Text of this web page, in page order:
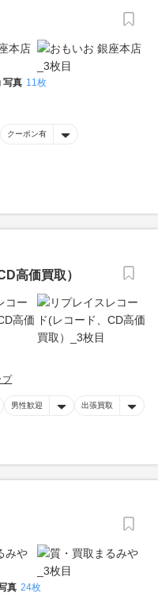
写真 11枚
クーポン有
高価買取）
プ
男性歓迎 出張買取
真 24枚